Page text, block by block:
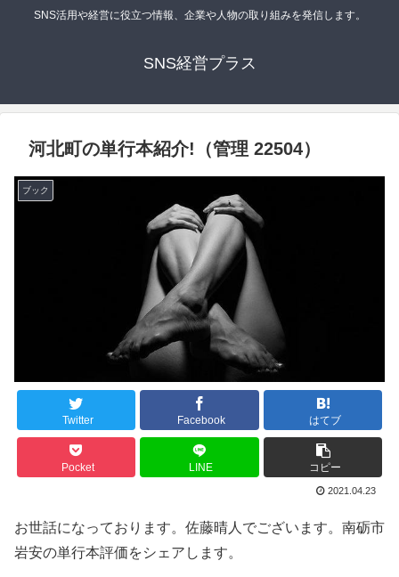
SNS活用や経営に役立つ情報、企業や人物の取り組みを発信します。
SNS経営プラス
河北町の単行本紹介!（管理 22504）
ブック
Twitter Facebook はてブ
Pocket LINE コピー
2021.04.23
お世話になっております。佐藤晴人でございます。南砺市
岩安の単行本評価をシェアします。